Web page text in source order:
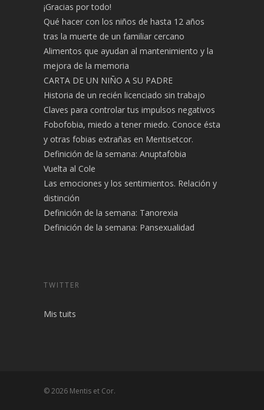
¡Gracias por todo!
Qué hacer con los niños de hasta 12 años
tras la muerte de un familiar cercano
Alimentos que ayudan al mantenimiento y la
mejora de la memoria
CARTA DE UN NIÑO A SU PADRE
Historia de un recién licenciado sin trabajo
Claves para controlar tus impulsos negativos
Fobofobia, miedo a tener miedo. Conoce ésta
y otras fobias extrañas en Mentisetcor.
Definición de la semana: Anuptafobia
Vuelta al Cole
Las emociones y los sentimientos. Relación y
distinción
Definición de la semana: Tanorexia
Definición de la semana: Pansexualidad
TWITTER
Mis tuits
© 2026 Mentis et Cor.